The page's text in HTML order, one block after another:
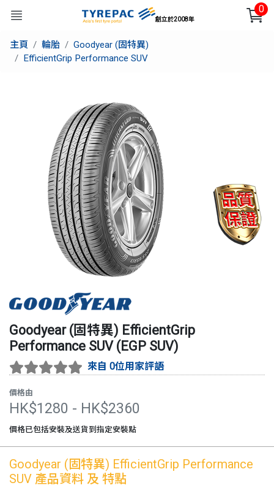
創立於2008年
0
主頁 輪胎
Goodyear (固特異)
EfficientGrip Performance SUV
Goodyear (固特異) EfficientGrip
Performance SUV(EGP SUV)
來自 0位用家評語
價格由
HK$1280 - HK$2360
價格已包括安裝及送貨到指定安裝點
Goodyear (固特異) EfficientGrip Performance
SUV 產品資料 及 特點